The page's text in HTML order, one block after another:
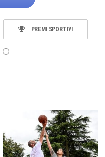
PREMI SPORTIVI